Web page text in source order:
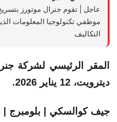
موظفي تكنولوجيا المعلومات
التكاليف
المقر الرئيسي لشركة
ديترويت، 12 يناير 2026.
جيف كوالسكي | بلومبرج |